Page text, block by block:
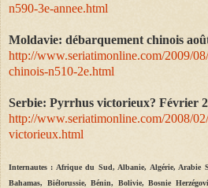
n590-3e-annee.html
Moldavie: débarquement chinois
http://www.seriatimonline.com/2009/
chinois-n510-2e.html
Serbie: Pyrrhus victorieux? Février
http://www.seriatimonline.com/2008/
victorieux.html
Internautes : Afrique du Sud, Albanie, Algérie, Arabie
Bahamas, Biélorussie, Bénin, Bolivie, Bosnie